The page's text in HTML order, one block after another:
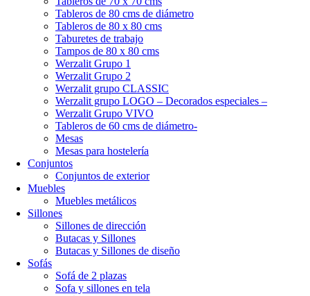
Tableros de 80 cms de diámetro
Tableros de 80 x 80 cms
Taburetes de trabajo
Tampos de 80 x 80 cms
Werzalit Grupo 1
Werzalit Grupo 2
Werzalit grupo CLASSIC
Werzalit grupo LOGO – Decorados especiales –
Werzalit Grupo VIVO
Tableros de 60 cms de diámetro-
Mesas
Mesas para hostelería
Conjuntos
Conjuntos de exterior
Muebles
Muebles metálicos
Sillones
Sillones de dirección
Butacas y Sillones
Butacas y Sillones de diseño
Sofás
Sofá de 2 plazas
Sofa y sillones en tela